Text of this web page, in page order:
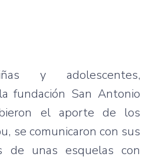
y adolescentes,
fundación San Antonio
el aporte de los
se comunicaron con sus
de unas esquelas con